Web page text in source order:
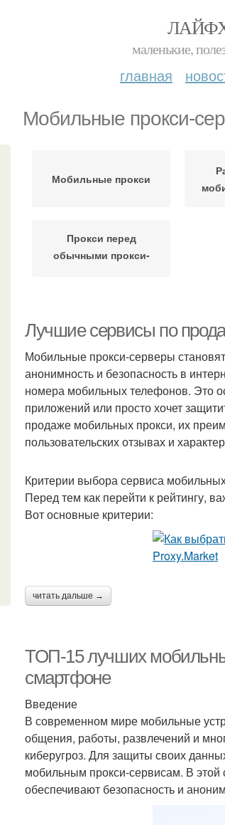
маленькие,
главная
Мобильные прокси-
Мобильные прокси
Прокси перед
обычными прокси-
Лучшие сервисы по
Мобильные прокси-серверы
анонимность и безопасность в
номера мобильных телефонов. Это
приложений или просто хочет
продаже мобильных прокси, их
пользовательских отзывах и
Критерии выбора сервиса
Перед тем как перейти к рейтингу,
Вот основные критерии:
читать дальше →
ТОП-15 лучших
смартфоне
Введение
В современном мире мобильные
общения, работы, развлечений и
киберугроз. Для защиты своих
мобильным прокси-сервисам. В
обеспечивают безопасность и